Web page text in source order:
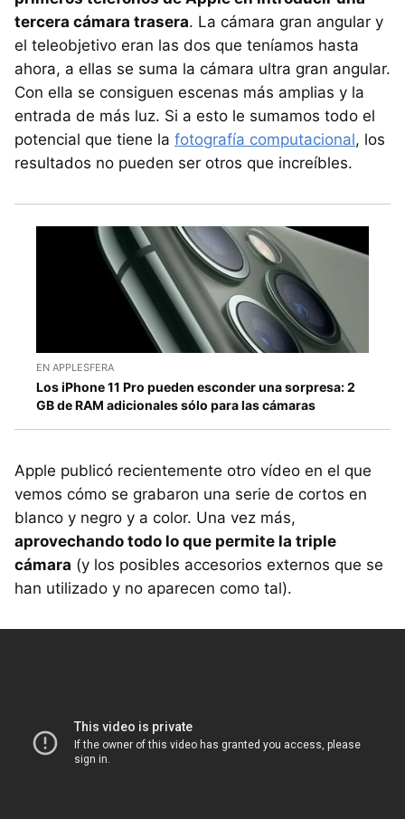
tercera cámara trasera. La cámara gran angular y
el teleobjetivo eran las dos que teníamos hasta
ahora, a ellas se suma la cámara ultra gran angular.
Con ella se consiguen escenas más amplias y la
entrada de más luz. Si a esto le sumamos todo el
potencial que tiene la fotografía computacional, los
resultados no pueden ser otros que increíbles.
EN APPLESFERA
Los iPhone 11 Pro pueden esconder una sorpresa: 2
GB de RAM adicionales sólo para las cámaras
Apple publicó recientemente otro vídeo en el que
vemos cómo se grabaron una serie de cortos en
blanco y negro y a color. Una vez más,
aprovechando todo lo que permite la triple
cámara (y los posibles accesorios externos que se
han utilizado y no aparecen como tal).